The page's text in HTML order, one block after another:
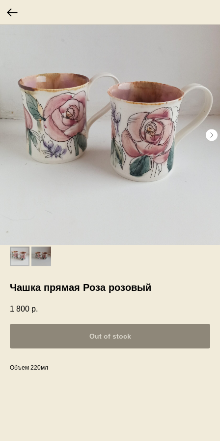
Чашка прямая Роза розовый
1 800 р.
Out of stock
Объем 220мл